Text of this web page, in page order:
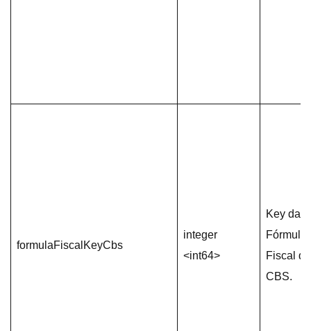
formulaFiscalKeyCbs
integer
<int64>
Key da
Fórmula
Fiscal de
CBS.